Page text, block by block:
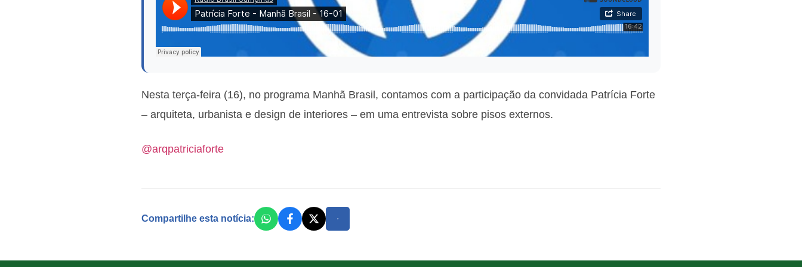
Nesta terça-feira (16), no programa Manhã Brasil, contamos com a participação da convidada Patrícia Forte
– arquiteta, urbanista e design de interiores – em uma entrevista sobre pisos externos.
@arqpatriciaforte
Compartilhe esta notícia: